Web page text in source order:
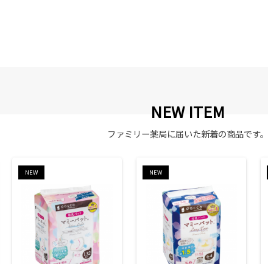
NEW ITEM
ファミリー薬局に届いた新着の商品です。
NEW NEW